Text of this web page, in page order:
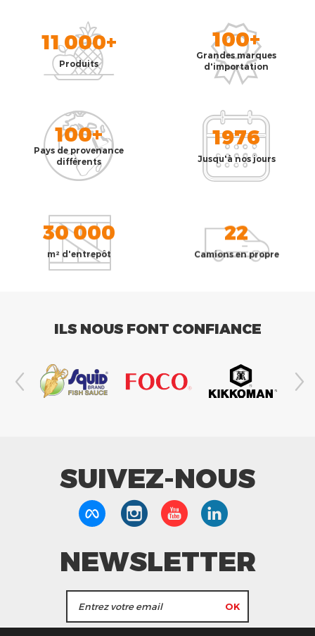
11 000+
Produits
100+
Grandes marques
d'importation
100+
Pays de provenance
différents
1976
Jusqu'à nos jours
30 000
m² d'entrepôt
22
Camions en propre
ILS NOUS FONT CONFIANCE
SUIVEZ-NOUS
NEWSLETTER